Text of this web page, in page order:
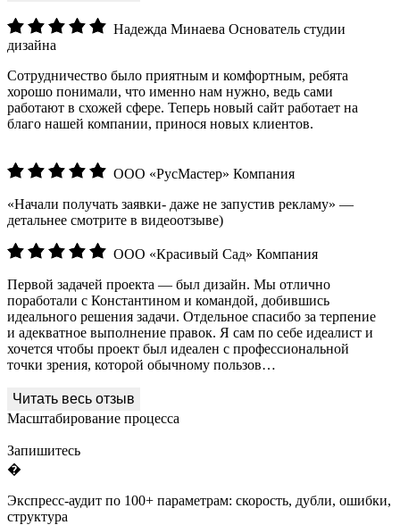
Надежда Минаева Основатель студии
дизайна
Сотрудничество было приятным и комфортным, ребята
хорошо понимали, что именно нам нужно, ведь сами
работают в схожей сфере. Теперь новый сайт работает на
благо нашей компании, принося новых клиентов.
ООО «РусМастер» Компания
«Начали получать заявки- даже не запустив рекламу» —
детальнее смотрите в видеоотзыве)
ООО «Красивый Сад» Компания
Первой задачей проекта — был дизайн. Мы отлично
поработали с Константином и командой, добившись
идеального решения задачи. Отдельное спасибо за терпение
и адекватное выполнение правок. Я сам по себе идеалист и
хочется чтобы проект был идеален с профессиональной
точки зрения, которой обычному пользов…
Масштабирование процесса
Запишитесь
�
Экспресс-аудит по 100+ параметрам: скорость, дубли, ошибки,
структура